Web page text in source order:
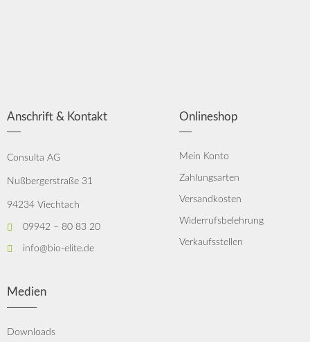
Anschrift & Kontakt
Consulta AG
Nußbergerstraße 31
94234 Viechtach
09942 – 80 83 20
info@bio-elite.de
Onlineshop
Mein Konto
Zahlungsarten
Versandkosten
Widerrufsbelehrung
Verkaufsstellen
Medien
Downloads